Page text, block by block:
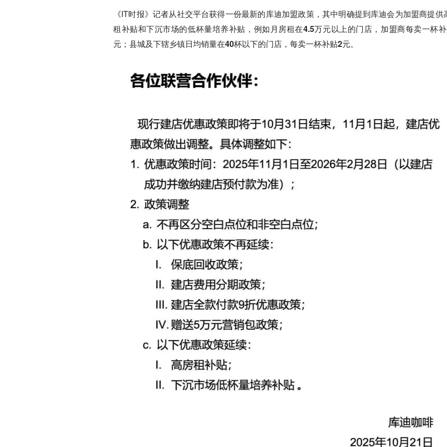
《IT时报》记者从社交平台获得一份最新的库迪加盟政策，其中明确提到库迪会为加盟商提供
租补贴和下沉市场的低杯量培养补贴， 例如月房租在4.5万元以上的门店，加盟商每卖一杯
元；县城及下辖乡镇日均销量在40杯以下的门店，每卖一杯补贴2元。